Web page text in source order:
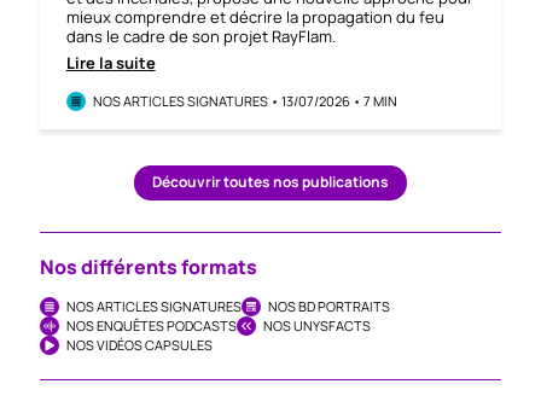
mieux comprendre et décrire la propagation du feu
dans le cadre de son projet RayFlam.
Lire la suite
NOS ARTICLES SIGNATURES • 13/07/2026 • 7 MIN
Découvrir toutes nos publications
Nos différents formats
NOS ARTICLES SIGNATURES
NOS BD PORTRAITS
NOS ENQUÊTES PODCASTS
NOS UNYSFACTS
NOS VIDÉOS CAPSULES